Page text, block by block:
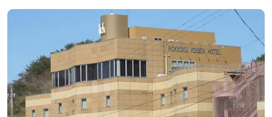
泊、地元のお野菜が楽しめる飲食施設が加わります。 「いなべ阿下